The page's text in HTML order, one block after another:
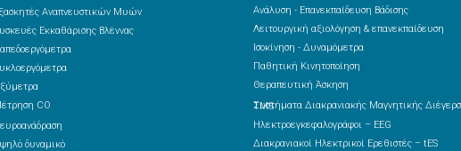
Αναπνευστικών Μυών
Εκκαθάρισης Βλέννας
CO
δυναμικό
Ανάλυση - Επανεκπαίδευση Βάδισης
Λειτουργική αξιολόγηση & επανεκπαίδευση
Ισοκίνηση - Δυναμόμετρα
Παθητική Κινητοποίηση
Θεραπευτική Άσκηση
Συστήματα Διακρανιακής Μαγνητικής Διέγερσης – TMS
Ηλεκτροεγκεφαλογράφοι – EEG
Διακρανιακοί Ηλεκτρικοί Ερεθιστές – tES